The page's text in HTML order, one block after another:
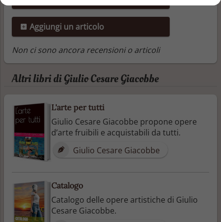
Aggiungi un articolo
Non ci sono ancora recensioni o articoli
Altri libri di Giulio Cesare Giacobbe
L'arte per tutti
Giulio Cesare Giacobbe propone opere
d’arte fruibili e acquistabili da tutti.
Giulio Cesare Giacobbe
Catalogo
Catalogo delle opere artistiche di Giulio
Cesare Giacobbe.